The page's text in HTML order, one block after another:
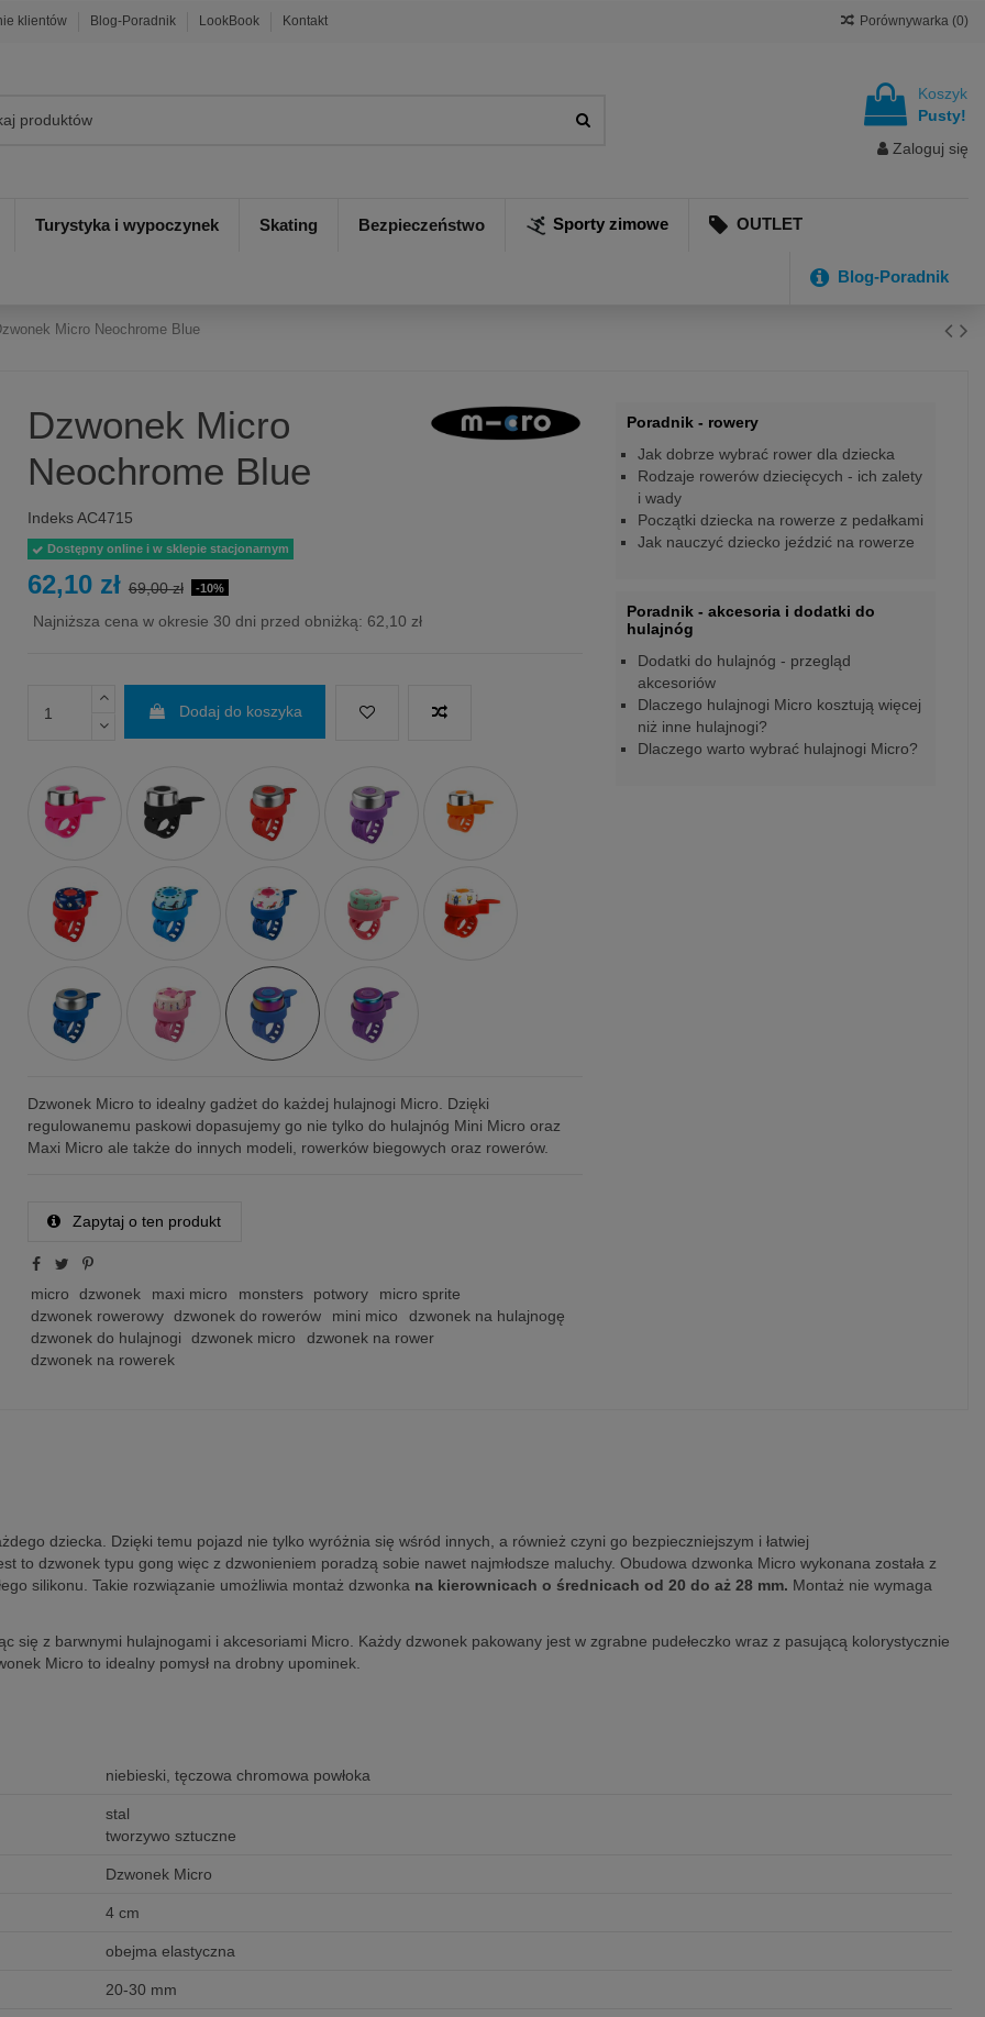
klientów Blog-Poradnik LookBook Kontakt Porównywarka (0)
Koszyk
Pusty!
Zaloguj się
Turystyka i wypoczynek Skating Bezpieczeństwo Sporty zimowe OUTLET
Blog-Poradnik
Micro Neochrome Blue
Dzwonek Micro
Neochrome Blue
IndeksAC4715
Dostępny online i w sklepie stacjonarnym
62,10 zł 69,00 zł -10%
Najniższa cena w okresie 30 dni przed obniżką: 62,10 zł
Dodaj do koszyka
Dzwonek Micro to idealny gadżet do każdej hulajnogi Micro. Dzięki
regulowanemu paskowi dopasujemy go nie tylko do hulajnóg Mini Micro oraz
Maxi Micro ale także do innych modeli, rowerków biegowych oraz rowerów.
Zapytaj o ten produkt
micro dzwonek maxi micro monsters potwory
micro sprite
dzwonek rowerowy dzwonek do rowerów mini mico
dzwonek na hulajnogę
dzwonek do hulajnogi
dzwonek micro
dzwonek na rower
dzwonek na rowerek
Poradnik - rowery
Jak dobrze wybrać rower dla dziecka
Rodzaje rowerów dziecięcych - ich zalety
i wady
Początki dziecka na rowerze z pedałkami
Jak nauczyć dziecko jeździć na rowerze
Poradnik - akcesoria i dodatki do
hulajnóg
Dodatki do hulajnóg - przegląd
akcesoriów
Dlaczego hulajnogi Micro kosztują więcej
niż inne hulajnogi?
Dlaczego warto wybrać hulajnogi Micro?
dziecka. Dzięki temu pojazd nie tylko wyróżnia się wśród innych, a również czyni go bezpieczniejszym i łatwiej
to dzwonek typu gong więc z dzwonieniem poradzą sobie nawet najmłodsze maluchy. Obudowa dzwonka Micro wykonana została z
silikonu. Takie rozwiązanie umożliwia montaż dzwonka na kierownicach o średnicach od 20 do aż 28 mm. Montaż nie wymaga
się z barwnymi hulajnogami i akcesoriami Micro. Każdy dzwonek pakowany jest w zgrabne pudełeczko wraz z pasującą kolorystycznie
Micro to idealny pomysł na drobny upominek.
niebieski, tęczowa chromowa powłoka
stal
tworzywo sztuczne
Dzwonek Micro
4 cm
obejma elastyczna
20-30 mm